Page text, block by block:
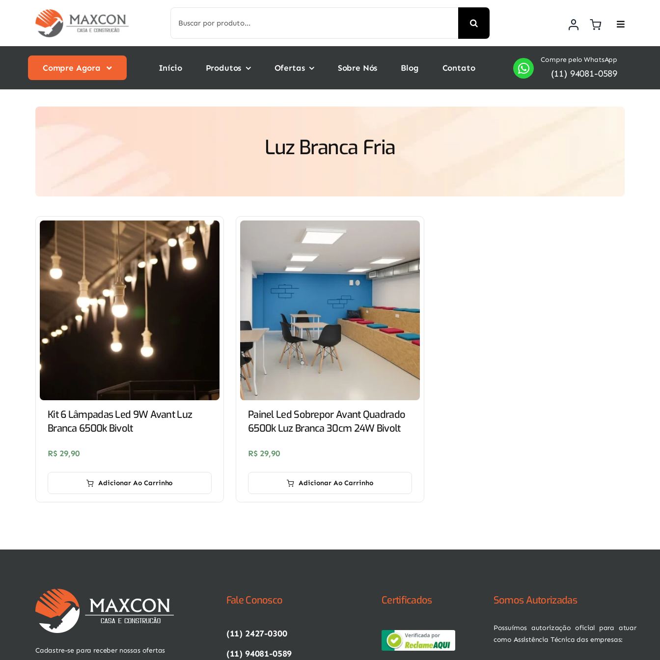
for:
Compre Agora Início Produtos Ofertas Sobre Nós Blog Contato
Compre pelo WhatsApp
(11) 94081-0589
Luz Branca Fria
Kit 6 Lâmpadas Led 9W Avant Luz
Branca 6500k Bivolt
R$ 29,90
Adicionar Ao Carrinho
Painel Led Sobrepor Avant Quadrado
6500k Luz Branca 30cm 24W Bivolt
R$ 29,90
Adicionar Ao Carrinho
Cadastre-se para receber nossas ofertas
Fale Conosco
(11) 2427-0300
(11) 94081-0589
Certificados Somos Autorizadas
Possuímos autorização oficial para atuar
como Assistência Técnica das empresas: